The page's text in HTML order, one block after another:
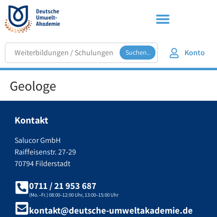
Suchen.. Konto
Geologe
Kontakt
Salucor GmbH
Raiffeisenstr. 27-29
70794 Filderstadt
0711 / 21 953 687
(Mo.–Fr.) 08:00–12:00 Uhr, 13:00–15:00 Uhr
kontakt@deutsche-umweltakademie.de